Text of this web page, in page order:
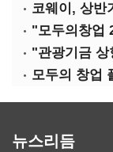
코웨이, 상반
"모두의창업
뉴스리듬